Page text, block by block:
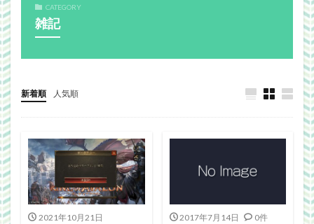
CATEGORY
雑記
新着順 人気順
2021年10月21日
2017年7月14日 0件
ArcheAge
FF14
MO
theme作成
TheSims3
Webgraphics
wordpress
WorldNews
βテスト
アンライト
ブラウザゲーム
三國志Online